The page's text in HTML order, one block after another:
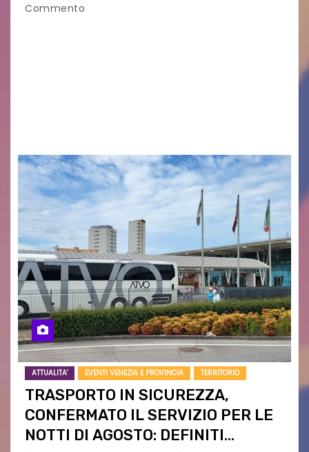
Commento
ATTUALITA' EVENTI VENEZIA E PROVINCIA TERRITORIO
TRASPORTO IN SICUREZZA,
CONFERMATO IL SERVIZIO PER LE
NOTTI DI AGOSTO: DEFINITI